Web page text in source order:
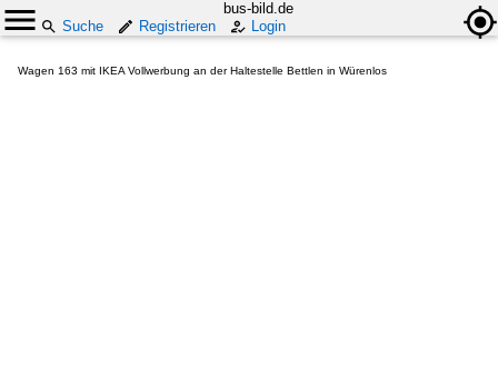
bus-bild.de
Suche
Registrieren Login
Wagen 163 mit IKEA Vollwerbung an der Haltestelle Bettlen in Würenlos